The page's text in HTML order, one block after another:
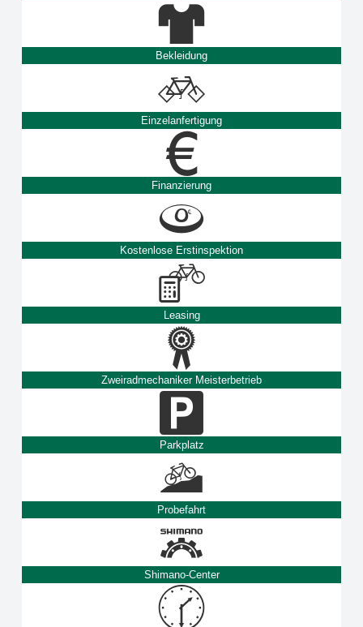
Bekleidung
Einzelanfertigung
Finanzierung
Kostenlose Erstinspektion
Leasing
Zweiradmechaniker Meisterbetrieb
Parkplatz
Probefahrt
Shimano-Center